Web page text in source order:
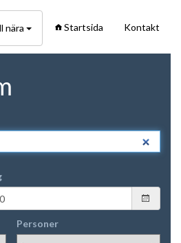
nära Startsida Kontakt
Personer